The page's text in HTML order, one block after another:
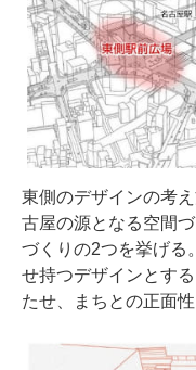
東側のデザインの考
古屋の源となる空間
づくりの2つを挙げる
せ持つデザインとす
たせ、まちとの正面